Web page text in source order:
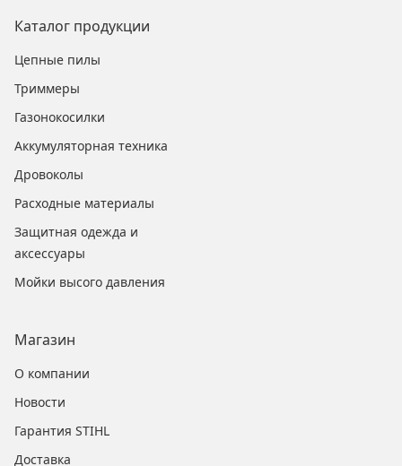
Каталог продукции
Цепные пилы
Триммеры
Газонокосилки
Аккумуляторная техника
Дровоколы
Расходные материалы
Защитная одежда и
аксессуары
Мойки высого давления
Магазин
О компании
Новости
Гарантия STIHL
Доставка